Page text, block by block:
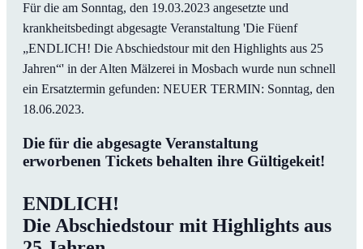
Für die am Sonntag, den 19.03.2023 angesetzte und
krankheitsbedingt abgesagte Veranstaltung 'Die Füenf
„ENDLICH! Die Abschiedstour mit den Highlights aus 25
Jahren“' in der Alten Mälzerei in Mosbach wurde nun schnell
ein Ersatztermin gefunden: NEUER TERMIN: Sonntag, den
18.06.2023.
Die für die abgesagte Veranstaltung
erworbenen Tickets behalten ihre Gültigekeit!
ENDLICH!
Die Abschiedstour mit Highlights aus